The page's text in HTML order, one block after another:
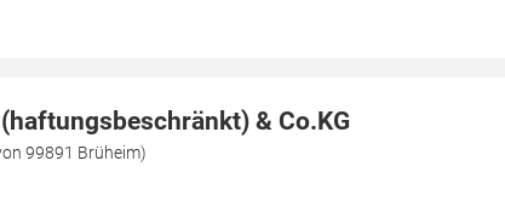
& Co.KG
99891 Brüheim)